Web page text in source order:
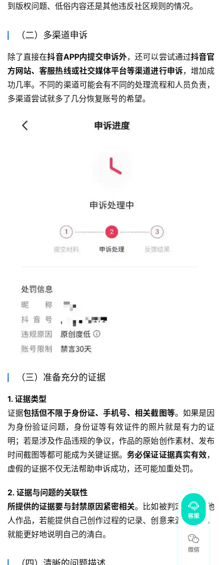
到版权问题、低俗内容还是其他违反社区规则的情况。
（二）多渠道申诉
除了直接在抖音APP内提交申诉外，还可以尝试通过抖音官
方网站、客服热线或社交媒体平台等渠道进行申诉，增加成
功几率。不同的渠道可能会有不同的处理流程和人员负责，
多渠道尝试就多了几分恢复账号的希望。
（三）准备充分的证据
1. 证据类型
证据包括但不限于身份证、手机号、相关截图等。如果是因
为身份验证问题，身份证等有效证件的照片就是有力的证
明；若是涉及作品违规的争议，作品的原始创作素材、发布
时间截图等都可能成为关键证据。务必保证证据真实有效，
虚假的证据不仅无法帮助申诉成功，还可能加重处罚。
2. 证据与问题的关联性
所提供的证据要与封禁原因紧密相关。比如被判定为抄袭他
人作品，若能提供自己创作过程的记录、创意来源等证据，
就能更好地说明自己的清白。